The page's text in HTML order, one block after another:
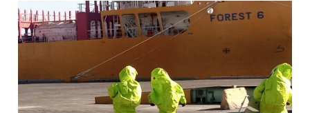
مصدر سعودي مسؤول: تنسيق بين الميليشيات الحوثية والعراقية وإيران للإعداد لاعتداءات تستهدف المملكة
حالة الطقس المتوقعة اليوم في المملكة